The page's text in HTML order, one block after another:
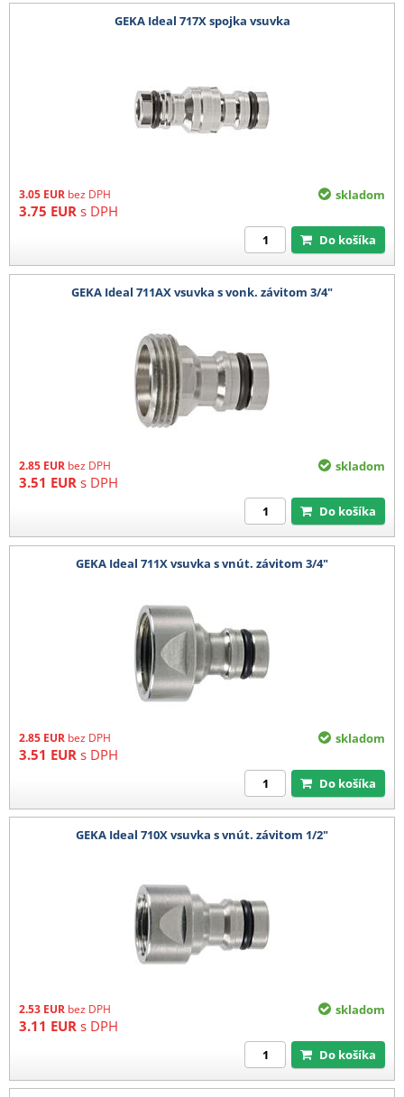
GEKA Ideal 717X spojka vsuvka
3.05 EUR bez DPH
3.75 EUR s DPH
skladom
Do košíka
GEKA Ideal 711AX vsuvka s vonk. závitom 3/4"
2.85 EUR bez DPH
3.51 EUR s DPH
skladom
Do košíka
GEKA Ideal 711X vsuvka s vnút. závitom 3/4"
2.85 EUR bez DPH
3.51 EUR s DPH
skladom
Do košíka
GEKA Ideal 710X vsuvka s vnút. závitom 1/2"
2.53 EUR bez DPH
3.11 EUR s DPH
skladom
Do košíka